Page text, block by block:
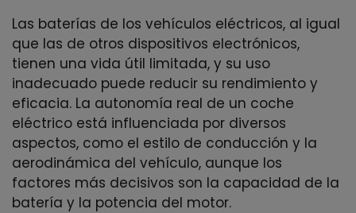
Las baterías de los vehículos eléctricos, al igual
que las de otros dispositivos electrónicos,
tienen una vida útil limitada, y su uso
inadecuado puede reducir su rendimiento y
eficacia. La autonomía real de un coche
eléctrico está influenciada por diversos
aspectos, como el estilo de conducción y la
aerodinámica del vehículo, aunque los
factores más decisivos son la capacidad de la
batería y la potencia del motor.